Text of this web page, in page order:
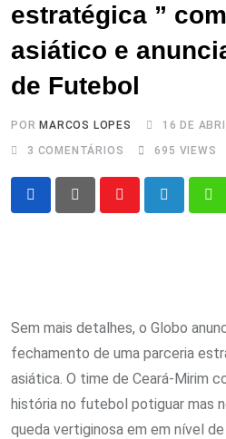
estratégica ”
asiático e
de Futebol
POR MARCOS LOPES
16 DE
3 COMENTÁRIOS 695 VIEWS
Sem mais detalhes, o Globo
fechamento de uma parceria
asiática. O time de Ceará-Mirim
história no futebol potiguar mas
queda vertiginosa em em nível